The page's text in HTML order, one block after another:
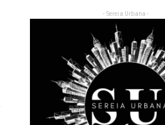
- Sereia Urbana -